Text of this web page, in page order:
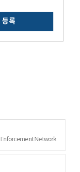
등록
Enforcement Network